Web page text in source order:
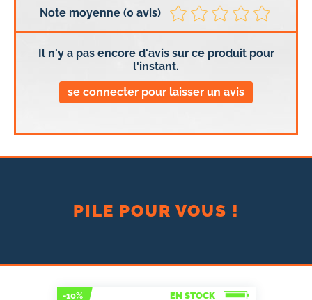
Note moyenne (0 avis)
Il n'y a pas encore d'avis sur ce produit pour
l'instant.
se connecter pour laisser un avis
PILE POUR VOUS !
-10% EN STOCK